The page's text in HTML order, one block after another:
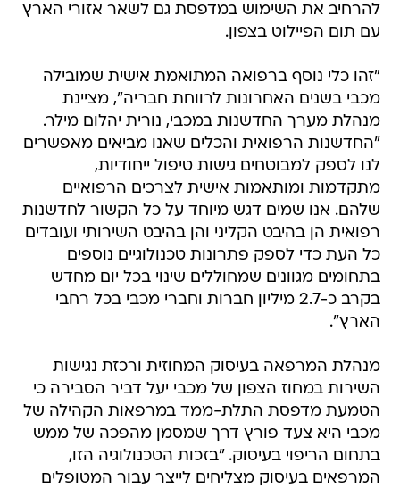
להרחיב את השימוש במדפסת גם לשאר אזורי הארץ
עם תום הפיילוט בצפון.
"זהו כלי נוסף ברפואה המתואמת אישית שמובילה
מכבי בשנים האחרונות לרווחת חבריה", מציינת
מנהלת מערך החדשנות במכבי, נורית יהלום מילר.
"החדשנות הרפואית והכלים שאנו מביאים מאפשרים
לנו לספק למבוטחים גישות טיפול ייחודיות,
מתקדמות ומותאמות אישית לצרכים הרפואיים
שלהם. אנו שמים דגש מיוחד על כל הקשור לחדשנות
רפואית הן בהיבט הקליני והן בהיבט השירותי ועובדים
כל העת כדי לספק פתרונות טכנולוגיים נוספים
בתחומים מגוונים שמחוללים שינוי בכל יום מחדש
בקרב כ-2.7 מיליון חברות וחברי מכבי בכל רחבי
הארץ".
מנהלת המרפאה בעיסוק המחוזית ורכזת נגישות
השירות במחוז הצפון של מכבי יעל דביר הסבירה כי
הטמעת מדפסת התלת-ממד במרפאות הקהילה של
מכבי היא צעד פורץ דרך שמסמן מהפכה של ממש
בתחום הריפוי בעיסוק. "בזכות הטכנולוגיה הזו,
המרפאים בעיסוק מצליחים לייצר עבור המטופלים